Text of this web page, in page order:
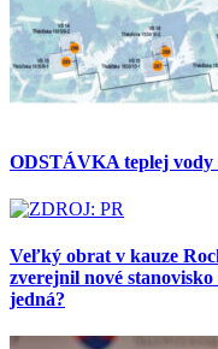
ODSTÁVKA teplej
Veľký obrat v kauze
zverejnil nové
jedná?